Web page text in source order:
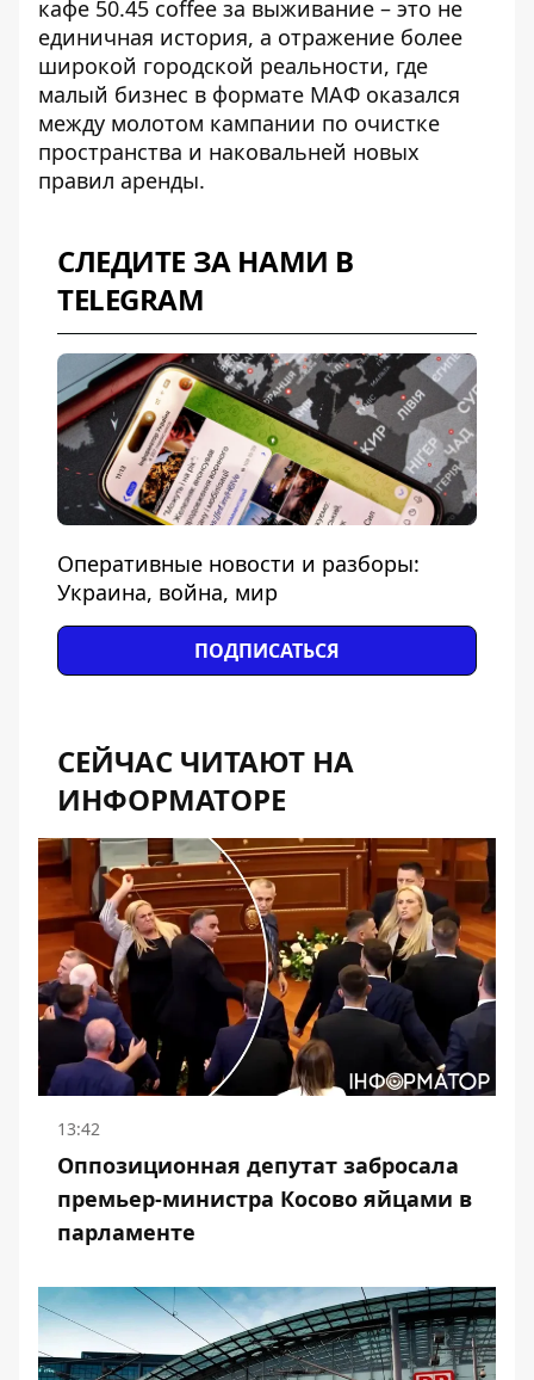
кафе 50.45 coffee за выживание – это не
единичная история, а отражение более
широкой городской реальности, где
малый бизнес в формате МАФ оказался
между молотом кампании по очистке
пространства и наковальней новых
правил аренды.
СЛЕДИТЕ ЗА НАМИ В
TELEGRAM
Оперативные новости и разборы:
Украина, война, мир
ПОДПИСАТЬСЯ
СЕЙЧАС ЧИТАЮТ НА
ИНФОРМАТОРЕ
13:42
Оппозиционная депутат забросала
премьер-министра Косово яйцами в
парламенте